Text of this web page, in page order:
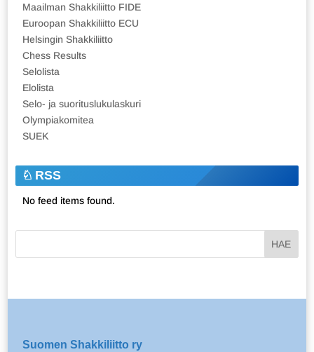
Maailman Shakkiliitto FIDE
Euroopan Shakkiliitto ECU
Helsingin Shakkiliitto
Chess Results
Selolista
Elolista
Selo- ja suorituslukulaskuri
Olympiakomitea
SUEK
RSS
No feed items found.
Suomen Shakkiliitto ry